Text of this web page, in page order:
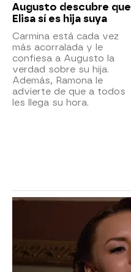
Augusto descubre que
Elisa sí es hija suya
Carmina está cada vez
más acorralada y le
confiesa a Augusto la
verdad sobre su hija.
Además, Ramona le
advierte de que a todos
les llega su hora.